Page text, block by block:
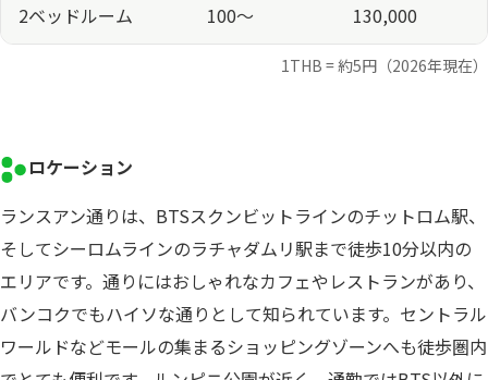
2ベッドルーム 100〜 130,000
1THB = 約5円（2026年現在）
ロケーション
ランスアン通りは、BTSスクンビットラインのチットロム駅、
そしてシーロムラインのラチャダムリ駅まで徒歩10分以内の
エリアです。通りにはおしゃれなカフェやレストランがあり、
バンコクでもハイソな通りとして知られています。セントラル
ワールドなどモールの集まるショッピングゾーンへも徒歩圏内